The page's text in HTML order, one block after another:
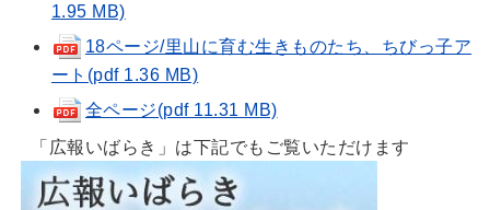
1.95 MB)
18ページ/里山に育む生きものたち、ちびっ子ア
ート(pdf 1.36 MB)
全ページ(pdf 11.31 MB)
「広報いばらき」は下記でもご覧いただけます